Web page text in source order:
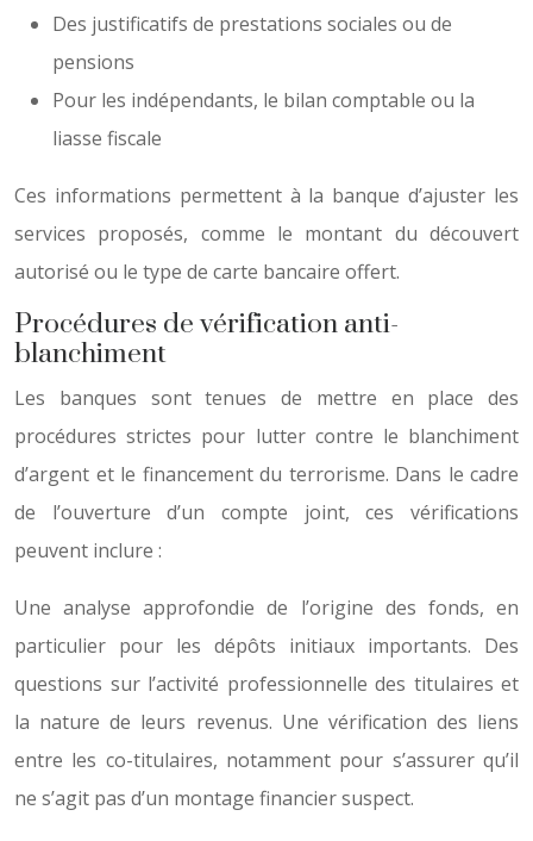
Des justificatifs de prestations sociales ou de
pensions
Pour les indépendants, le bilan comptable ou la
liasse fiscale
Ces informations permettent à la banque d’ajuster les
services proposés, comme le montant du découvert
autorisé ou le type de carte bancaire offert.
Procédures de vérification anti-
blanchiment
Les banques sont tenues de mettre en place des
procédures strictes pour lutter contre le blanchiment
d’argent et le financement du terrorisme. Dans le cadre
de l’ouverture d’un compte joint, ces vérifications
peuvent inclure :
Une analyse approfondie de l’origine des fonds, en
particulier pour les dépôts initiaux importants. Des
questions sur l’activité professionnelle des titulaires et
la nature de leurs revenus. Une vérification des liens
entre les co-titulaires, notamment pour s’assurer qu’il
ne s’agit pas d’un montage financier suspect.